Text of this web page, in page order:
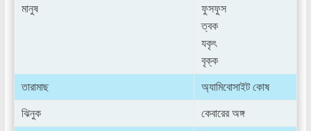
মানুষ
ফুসফুস
ত্বক
যকৃৎ
বৃক্ক
তারামাছ
অ্যামিবোসাইট কোষ
ঝিনুক
কেবারের অঙ্গ